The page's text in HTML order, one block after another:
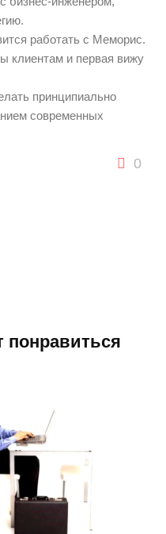
работать с Меморис.
клиентам и первая вижу
принципиально
современных
0
понравиться